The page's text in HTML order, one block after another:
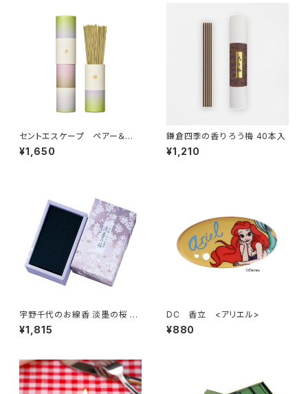
セントエスケープ ペアー＆ホ
ワイトムスク 30本入
¥1,650
鎌倉四季の香り ろう梅 40本入
¥1,210
宇野千代のお線香 淡墨の桜 バ
ラ詰
¥1,815
DC 香立 <アリエル>
¥880